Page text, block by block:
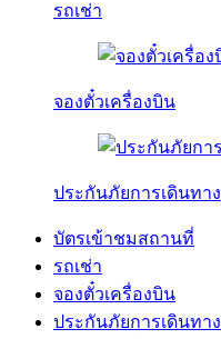
รถเช่า
จองตั๋วเครื่องบิน
ประกันภัยการเดินทาง
บัตรเข้าชมสถานที่
รถเช่า
จองตั๋วเครื่องบิน
ประกันภัยการเดินทาง